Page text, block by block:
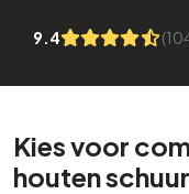
9.4
Kies voor
houten